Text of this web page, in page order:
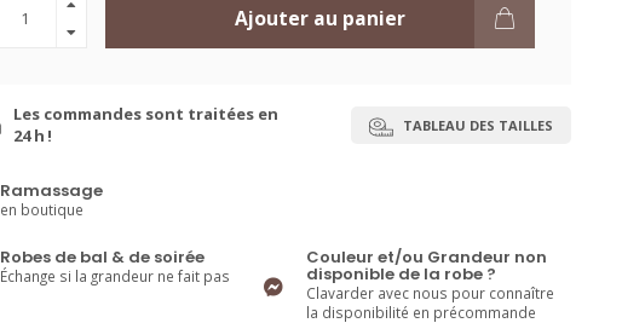
Ajouter au panier
Les commandes sont traitées en
24 h !
TABLEAU DES TAILLES
Ramassage
en boutique
Robes de bal & de soirée
Échange si la grandeur ne fait pas
Couleur et/ou Grandeur non
disponible de la robe ?
Clavarder avec nous pour connaître
la disponibilité en précommande